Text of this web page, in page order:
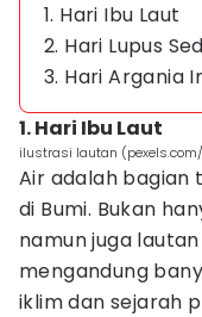
1. Hari Ibu Laut
2. Hari Lupus
3. Hari Argania
1. Hari Ibu Laut
ilustrasi lautan
Air adalah bagian
di Bumi. Bukan
namun juga
mengandung
iklim dan sejarah